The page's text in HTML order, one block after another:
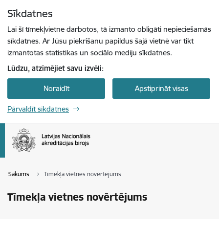
Sīkdatnes
Lai šī tīmekļvietne darbotos, tā izmanto obligāti nepieciešamās
sīkdatnes. Ar Jūsu piekrišanu papildus šajā vietnē var tikt
izmantotas statistikas un sociālo mediju sīkdatnes.
Lūdzu, atzīmējiet savu izvēli:
Noraidīt Apstiprināt visas
Pārvaldīt sīkdatnes
Sākums Tīmekļa vietnes novērtējums
Tīmekļa vietnes novērtējums